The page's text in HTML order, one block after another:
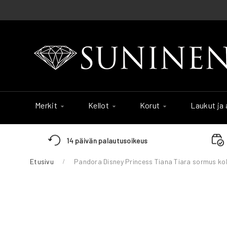
to
Merkit Kellot Korut Laukut ja
14 päivän palautusoikeus
Etusivu Pandora Disney Princess Tiana Tiara sormus